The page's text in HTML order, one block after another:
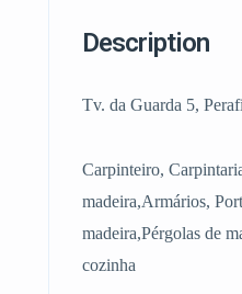
Description
Tv. da Guarda 5,
Carpinteiro,
madeira,Armários,
madeira,Pérgolas de
cozinha